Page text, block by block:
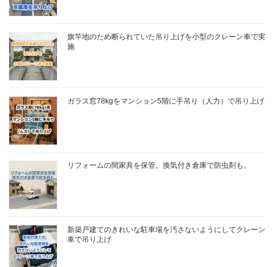
旗竿地のため断られていた吊り上げを小型のクレーン車で実
施
ガラス窓78kgをマンション5階に手吊り（人力）で吊り上げ
リフォームの間家具を保管。換気付き倉庫で防虫剤も。
新築戸建てのきれいな駐車場を汚さないようにしてクレーン
車で吊り上げ